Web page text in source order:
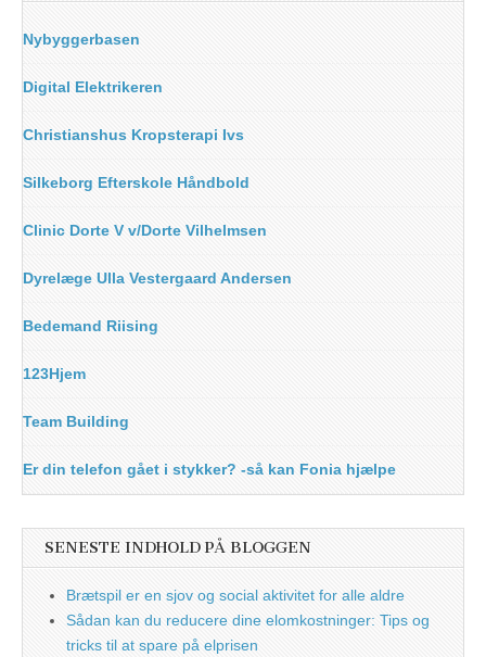
Nybyggerbasen
Digital Elektrikeren
Christianshus Kropsterapi Ivs
Silkeborg Efterskole Håndbold
Clinic Dorte V v/Dorte Vilhelmsen
Dyrelæge Ulla Vestergaard Andersen
Bedemand Riising
123Hjem
Team Building
Er din telefon gået i stykker? -så kan Fonia hjælpe
SENESTE INDHOLD PÅ BLOGGEN
Brætspil er en sjov og social aktivitet for alle aldre
Sådan kan du reducere dine elomkostninger: Tips og
tricks til at spare på elprisen